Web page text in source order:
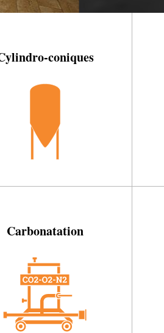
coniques
Carbonatation